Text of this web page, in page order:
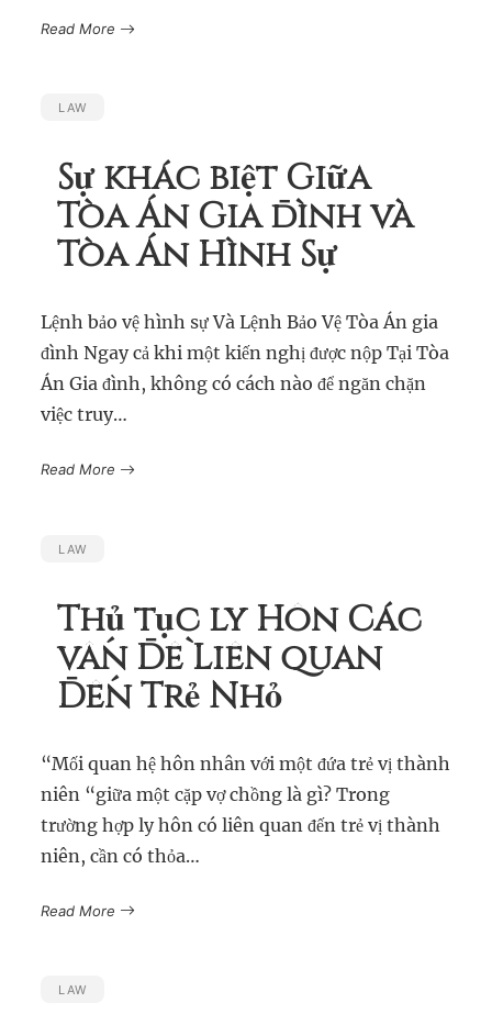
Read More
LAW
Sự khác biệt Giữa
Tòa Án Gia đình và
Tòa Án Hình Sự
Lệnh bảo vệ hình sự Và Lệnh Bảo Vệ Tòa Án gia
đình Ngay cả khi một kiến nghị được nộp Tại Tòa
Án Gia đình, không có cách nào để ngăn chặn
việc truy…
Read More
LAW
Thủ tục ly Hôn Các
vấn Đề Liên quan
Đến Trẻ Nhỏ
“Mối quan hệ hôn nhân với một đứa trẻ vị thành
niên “giữa một cặp vợ chồng là gì? Trong
trường hợp ly hôn có liên quan đến trẻ vị thành
niên, cần có thỏa…
Read More
LAW